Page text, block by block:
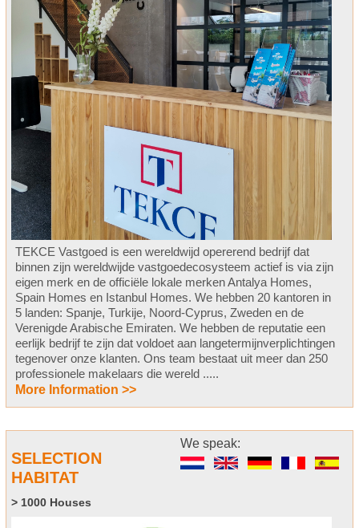
TEKCE Vastgoed is een wereldwijd opererend bedrijf dat
binnen zijn wereldwijde vastgoedecosysteem actief is via zijn
eigen merk en de officiële lokale merken Antalya Homes,
Spain Homes en Istanbul Homes. We hebben 20 kantoren in
5 landen: Spanje, Turkije, Noord-Cyprus, Zweden en de
Verenigde Arabische Emiraten. We hebben de reputatie een
eerlijk bedrijf te zijn dat voldoet aan langetermijnverplichtingen
tegenover onze klanten. Ons team bestaat uit meer dan 250
professionele makelaars die wereld .....
More Information >>
We speak:
SELECTION
HABITAT
> 1000 Houses